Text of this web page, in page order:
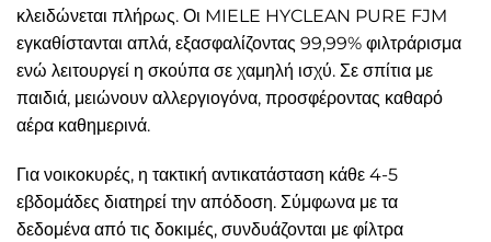
κλειδώνεται πλήρως. Οι MIELE HYCLEAN PURE FJM
εγκαθίστανται απλά, εξασφαλίζοντας 99,99% φιλτράρισμα
ενώ λειτουργεί η σκούπα σε χαμηλή ισχύ. Σε σπίτια με
παιδιά, μειώνουν αλλεργιογόνα, προσφέροντας καθαρό
αέρα καθημερινά.
Για νοικοκυρές, η τακτική αντικατάσταση κάθε 4-5
εβδομάδες διατηρεί την απόδοση. Σύμφωνα με τα
δεδομένα από τις δοκιμές, συνδυάζονται με φίλτρα